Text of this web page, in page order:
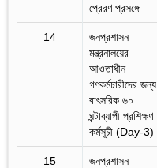
প্রেরণ প্রসঙ্গে
14
জনপ্রশাসন
মন্ত্রনালয়ের
আওতাধীন
গণকর্মচারীদের জন্য
বাৎসরিক ৬০
ঘন্টাব্যাপী প্রশিক্ষণ
কর্মসূচী (Day-3)
15
জনপ্রশাসন